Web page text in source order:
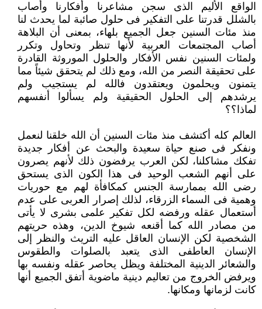
الواقع الأليم الذى سجن مشاعرنا وأفكارنا وأصاب
بالشلل قدرتنا على التفكير فى حلول صائبة لما يحدث لنا
منذ مئات السنين جعل ‏الجميع بلهاء، بمعنى أن البلاهة
أصاب المجتمعات العربية لأنها تنظر وتحاول وتكرر
ولمئات السنين نفس الأفكار والحلول ‏الموروثة القادرة
على تحقيقة النصر من الله، ومع ذلك لم يتحقق شيئاً مما
يتمنون ويحلمون ويعتقدون فالله لم يستجيب ولم
‏يرشدهم إلى الحلول الحقيقية ولم يسألوا أنفسهم
لماذا؟؟
العالم كله أكتشف منذ مئات السنين أن الله خلقنا لنعمل
ونفكر فى صنع حياة سعيدة والبحث عن أفكار جديدة
تفكك مشاكلنا، لكن ‏العرب يرفضون ذلك لأنهم يصرون
على أنهم الشعب الوحيد فى هذا الكون الذى يستحق
رضى الله بممارسة الجنس كمكافأة لهم مع ‏حوريات
وهمية فى السماء الزرقاء، لذلك إصرار العربى على عدم
أستعمال عقله ورفضه لكل تفكير علمى بشرى لا يأتى
من مصادر ‏الله كما أقنعه شيوخ الدين، وهذه حريتهم
الشخصية لكن الإنسان العاقل عليه التريث والنظر إلى
الإنسان العاطفى الذى يتعبد ‏بالصلوات والطقوس
والشعائر الدينية المختلفة ويظل يحاصر عقله ونفسه بها
ويرفض الخروج من تعاليم دينية ماضوية أتفق ‏الجميع أنها
كانت لزمانها ومكانها.‏